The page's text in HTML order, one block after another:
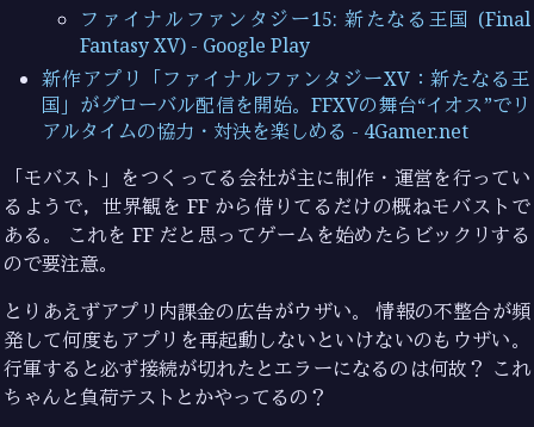
ファイナルファンタジー15: 新たなる王国 (Final
Fantasy XV) - Google Play
新作アプリ「ファイナルファンタジーXV：新たなる王
国」がグローバル配信を開始。FFXVの舞台“イオス”でリ
アルタイムの協力・対決を楽しめる - 4Gamer.net
「モバスト」をつくってる会社が主に制作・運営を行ってい
るようで，世界観を FF から借りてるだけの概ねモバストで
ある。 これを FF だと思ってゲームを始めたらビックリする
ので要注意。
とりあえずアプリ内課金の広告がウザい。 情報の不整合が頻
発して何度もアプリを再起動しないといけないのもウザい。
行軍すると必ず接続が切れたとエラーになるのは何故？ これ
ちゃんと負荷テストとかやってるの？